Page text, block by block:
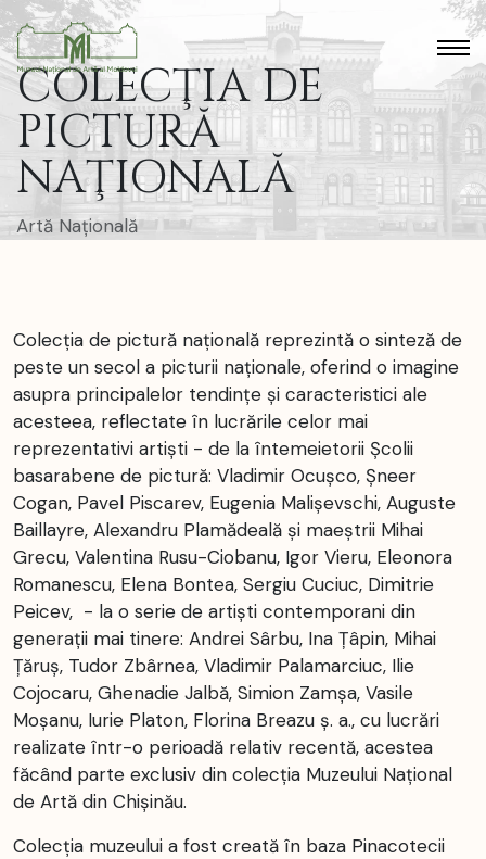
COLECŢIA DE
PICTURĂ
NAŢIONALĂ
Artă Națională
Colecția de pictură națională reprezintă o sinteză de
peste un secol a picturii naţionale, oferind o imagine
asupra principalelor tendinţe și caracteristici ale
acesteea, reflectate în lucrările celor mai
reprezentativi artiști - de la întemeietorii Școlii
basarabene de pictură: Vladimir Ocușco, Șneer
Cogan, Pavel Piscarev, Eugenia Malișevschi, Auguste
Baillayre, Alexandru Plamădeală și maeștrii Mihai
Grecu, Valentina Rusu-Ciobanu, Igor Vieru, Eleonora
Romanescu, Elena Bontea, Sergiu Cuciuc, Dimitrie
Peicev, - la o serie de artiști contemporani din
generații mai tinere: Andrei Sârbu, Ina Țâpin, Mihai
Ţăruș, Tudor Zbârnea, Vladimir Palamarciuc, Ilie
Cojocaru, Ghenadie Jalbă, Simion Zamșa, Vasile
Moșanu, Iurie Platon, Florina Breazu ș. a., cu lucrări
realizate într-o perioadă relativ recentă, acestea
făcând parte exclusiv din colecția Muzeului Național
de Artă din Chișinău.
Colecția muzeului a fost creată în baza Pinacotecii